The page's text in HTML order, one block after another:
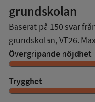
grundskolan
Baserat på 150 svar
grundskolan,VT26.
Övergripande nöjdhet
Trygghet